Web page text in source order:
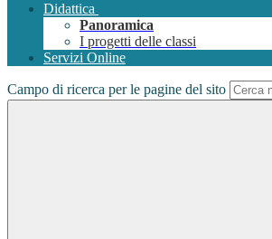
Didattica
Panoramica
I progetti delle classi
Servizi Online
Campo di ricerca per le pagine del sito